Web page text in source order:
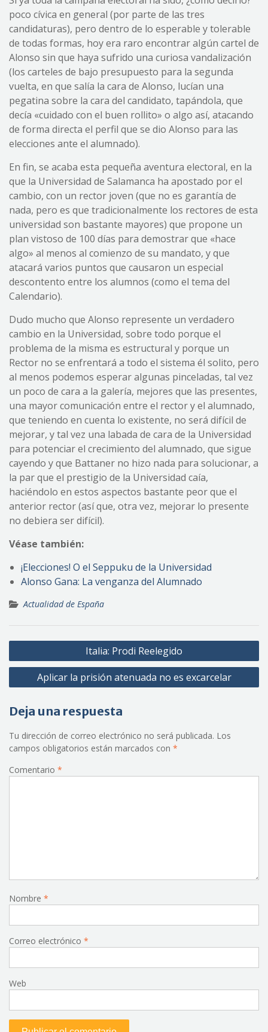
poco cívica en general (por parte de las tres
candidaturas), pero dentro de lo esperable y tolerable
de todas formas, hoy era raro encontrar algún cartel de
Alonso sin que haya sufrido una curiosa vandalización
(los carteles de bajo presupuesto para la segunda
vuelta, en que salía la cara de Alonso, lucían una
pegatina sobre la cara del candidato, tapándola, que
decía «cuidado con el buen rollito» o algo así, atacando
de forma directa el perfil que se dio Alonso para las
elecciones ante el alumnado).
En fin, se acaba esta pequeña aventura electoral, en la
que la Universidad de Salamanca ha apostado por el
cambio, con un rector joven (que no es garantía de
nada, pero es que tradicionalmente los rectores de esta
universidad son bastante mayores) que propone un
plan vistoso de 100 días para demostrar que «hace
algo» al menos al comienzo de su mandato, y que
atacará varios puntos que causaron un especial
descontento entre los alumnos (como el tema del
Calendario).
Dudo mucho que Alonso represente un verdadero
cambio en la Universidad, sobre todo porque el
problema de la misma es estructural y porque un
Rector no se enfrentará a todo el sistema él solito, pero
al menos podemos esperar algunas pinceladas, tal vez
un poco de cara a la galería, mejores que las presentes,
una mayor comunicación entre el rector y el alumnado,
que teniendo en cuenta lo existente, no será difícil de
mejorar, y tal vez una labada de cara de la Universidad
para potenciar el crecimiento del alumnado, que sigue
cayendo y que Battaner no hizo nada para solucionar, a
la par que el prestigio de la Universidad caía,
haciéndolo en estos aspectos bastante peor que el
anterior rector (así que, otra vez, mejorar lo presente
no debiera ser difícil).
Véase también:
¡Elecciones! O el Seppuku de la Universidad
Alonso Gana: La venganza del Alumnado
Actualidad de España
Navegación
de
entradas
Italia: Prodi Reelegido
Aplicar la prisión atenuada no es excarcelar
Deja una respuesta
Tu dirección de correo electrónico no será publicada. Los
campos obligatorios están marcados con *
Comentario *
Nombre *
Correo electrónico *
Web